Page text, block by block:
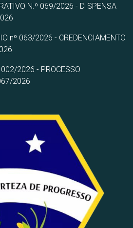
N.º 069/2026 - DISPENSA
nº 063/2026 - CREDENCIAMENTO
002/2026 - PROCESSO
2026